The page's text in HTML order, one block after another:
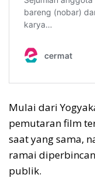
Mulai dari
pemutaran film
saat yang sama,
ramai
publik.